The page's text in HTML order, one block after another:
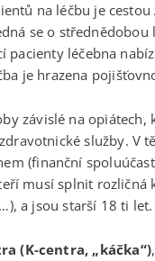
na léčbu je cestou
se o
léčebna
je hrazena
závislé na opiátech,
služby. V
(finanční
musí splnit rozličná
a jsou starší 18 ti let.
(K-centra, „káčka“)